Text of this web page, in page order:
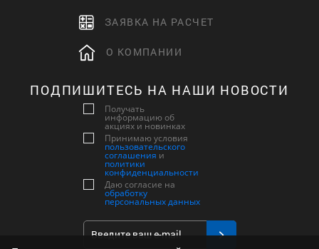
ЗАЯВКА НА РАСЧЕТ
О КОМПАНИИ
ПОДПИШИТЕСЬ НА НАШИ НОВОСТИ
Получать
информацию об
акциях и новинках
Принимаю условия
пользовательского
соглашения и
политики
конфиденциальности
Даю согласие на
обработку
персональных данных